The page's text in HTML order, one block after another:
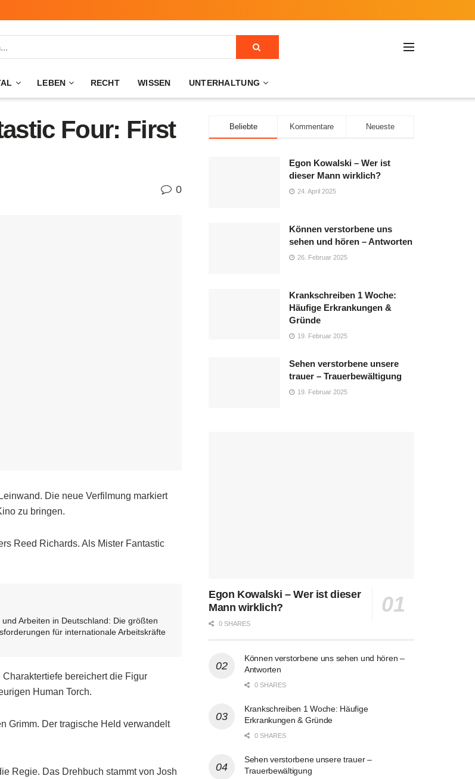
LEBEN RECHT WISSEN UNTERHALTUNG
Four: First
0
Die neue Verfilmung markiert
zu bringen.
Reed Richards. Als Mister Fantastic
und Arbeiten in Deutschland: Die größten
für internationale Arbeitskräfte
bereichert die Figur
Human Torch.
Grimm. Der tragische Held verwandelt
Regie. Das Drehbuch stammt von Josh
Beliebte Kommentare Neueste
Egon Kowalski – Wer ist
dieser Mann wirklich?
24. April 2025
Können verstorbene uns
sehen und hören – Antworten
26. Februar 2025
Krankschreiben 1 Woche:
Häufige Erkrankungen &
Gründe
19. Februar 2025
Sehen verstorbene unsere
trauer – Trauerbewältigung
19. Februar 2025
Egon Kowalski – Wer ist dieser
Mann wirklich?
0 SHARES
Können verstorbene uns sehen und hören –
Antworten
0 SHARES
Krankschreiben 1 Woche: Häufige
Erkrankungen & Gründe
0 SHARES
Sehen verstorbene unsere trauer –
Trauerbewältigung